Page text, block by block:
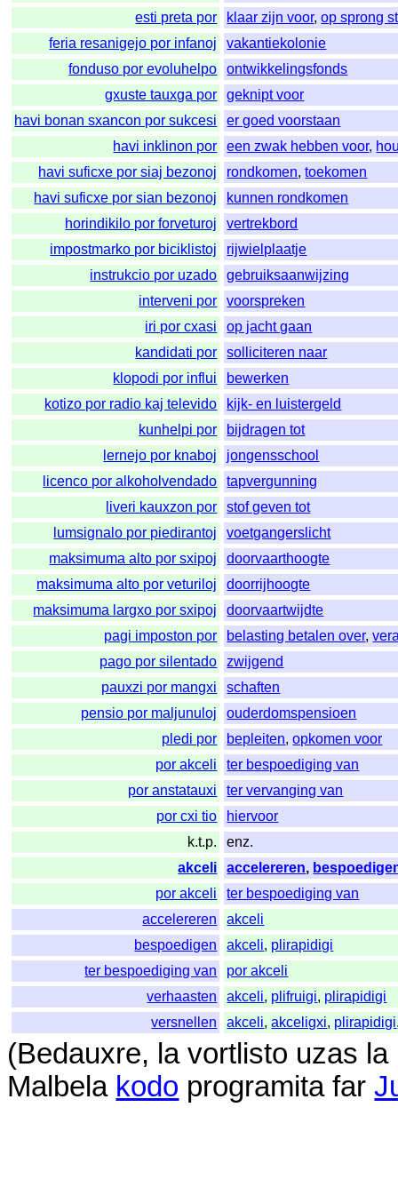
esti preta por
klaar zijn voor,op sprong
feria resanigejo por infanoj
vakantiekolonie
fonduso por evoluhelpo
ontwikkelingsfonds
gxuste tauxga por
geknipt voor
havi bonan sxancon por sukcesi
er goed voorstaan
havi inklinon por
een zwak hebben voor,
havi suficxe por siaj bezonoj
rondkomen,toekomen
havi suficxe por sian bezonoj
kunnen rondkomen
horindikilo por forveturoj
vertrekbord
impostmarko por biciklistoj
rijwielplaatje
instrukcio por uzado
gebruiksaanwijzing
interveni por
voorspreken
iri por cxasi
op jacht gaan
kandidati por
solliciteren naar
klopodi por influi
bewerken
kotizo por radio kaj televido
kijk- en luistergeld
kunhelpi por
bijdragen tot
lernejo por knaboj
jongensschool
licenco por alkoholvendado
tapvergunning
liveri kauxzon por
stof geven tot
lumsignalo por piedirantoj
voetgangerslicht
maksimuma alto por sxipoj
doorvaarthoogte
maksimuma alto por veturiloj
doorrijhoogte
maksimuma largxo por sxipoj
doorvaartwijdte
pagi imposton por
belasting betalen over,
pago por silentado
zwijgend
pauxzi por mangxi
schaften
pensio por maljunuloj
ouderdomspensioen
pledi por
bepleiten,opkomen voor
por akceli
ter bespoediging van
por anstatauxi
ter vervanging van
por cxi tio
hiervoor
k.t.p.
enz.
akceli
accelereren,
por akceli
ter bespoediging van
accelereren
akceli
bespoedigen
akceli, plirapidigi
ter bespoediging van
por akceli
verhaasten
akceli, plifruigi, plirapidigi
versnellen
akceli,akceligxi, plirapidigi
(Bedauxre, la vortlisto uzas la
Malbela kodo programita far